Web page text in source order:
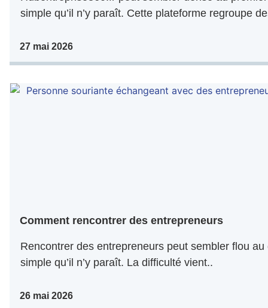
simple qu’il n’y paraît. Cette plateforme regroupe
27 mai 2026
Comment rencontrer des entrepreneurs
Rencontrer des entrepreneurs peut sembler flou
simple qu’il n’y paraît. La difficulté vient..
26 mai 2026